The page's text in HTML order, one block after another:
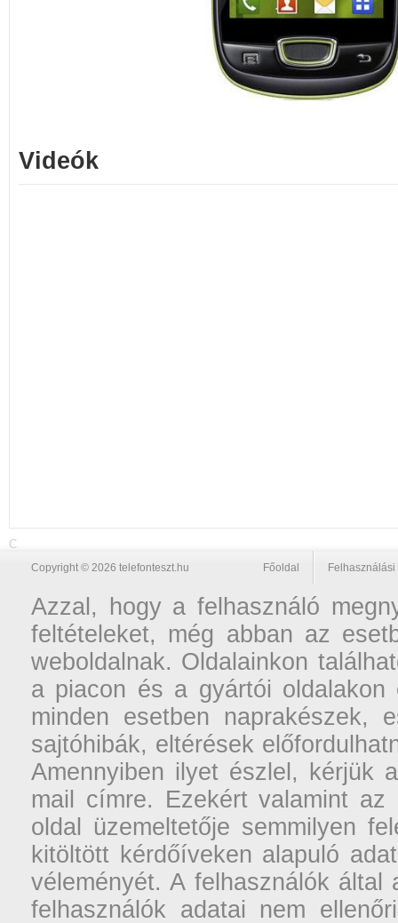
Videók
C
Copyright © 2026 telefonteszt.hu Főoldal
Azzal, hogy a felhasználó
feltételeket, még abban az
weboldalnak. Oldalainkon
a piacon és a gyártói oldalakon
minden esetben naprakészek,
sajtóhibák, eltérések
Amennyiben ilyet észlel, kérjük
mail címre. Ezekért valamint
oldal üzemeltetője semmilyen
kitöltött kérdőíveken alapuló
véleményét. A felhasználók
felhasználók adatai nem